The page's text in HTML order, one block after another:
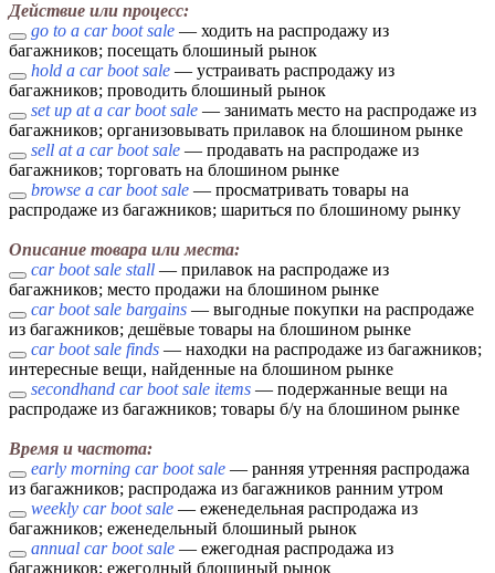
Действие или процесс:
go to a car boot sale — ходить на распродажу из
багажников; посещать блошиный рынок
hold a car boot sale — устраивать распродажу из
багажников; проводить блошиный рынок
set up at a car boot sale — занимать место на распродаже из
багажников; организовывать прилавок на блошином рынке
sell at a car boot sale — продавать на распродаже из
багажников; торговать на блошином рынке
browse a car boot sale — просматривать товары на
распродаже из багажников; шариться по блошиному рынку
Описание товара или места:
car boot sale stall — прилавок на распродаже из
багажников; место продажи на блошином рынке
car boot sale bargains — выгодные покупки на распродаже
из багажников; дешёвые товары на блошином рынке
car boot sale finds — находки на распродаже из багажников;
интересные вещи, найденные на блошином рынке
secondhand car boot sale items — подержанные вещи на
распродаже из багажников; товары б/у на блошином рынке
Время и частота:
early morning car boot sale — ранняя утренняя распродажа
из багажников; распродажа из багажников ранним утром
weekly car boot sale — еженедельная распродажа из
багажников; еженедельный блошиный рынок
annual car boot sale — ежегодная распродажа из
багажников; ежегодный блошиный рынок